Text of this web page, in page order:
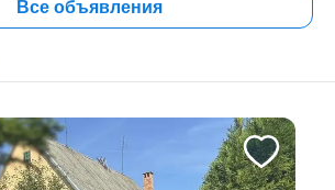
Все объявления